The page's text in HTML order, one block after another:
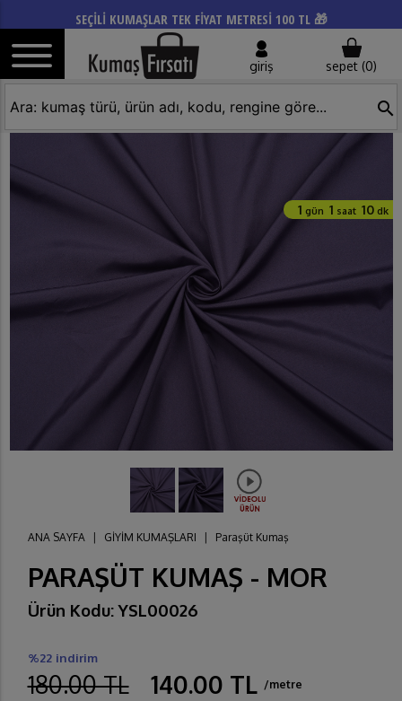
SEÇİLİ KUMAŞLAR TEK FİYAT METRESİ 100 TL 🎁
giriş sepet (0)
search
1 gün 1 saat 10dk
ANA SAYFA GİYİM KUMAŞLARI Paraşüt Kumaş
PARAŞÜT KUMAŞ - MOR
Ürün Kodu: YSL00026
%22 indirim
180.00 TL 140.00 TL /metre